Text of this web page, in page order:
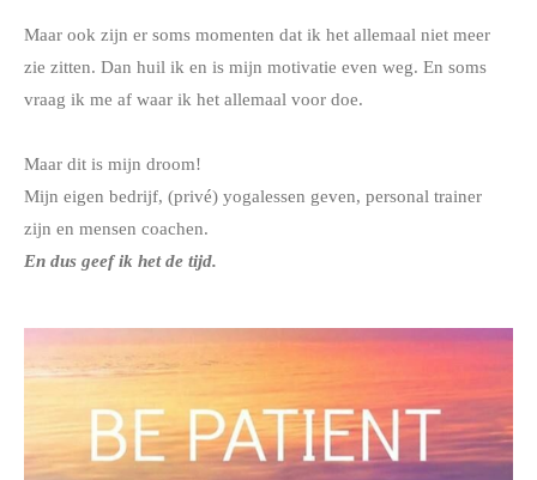
Maar ook zijn er soms momenten dat ik het allemaal niet meer
zie zitten. Dan huil ik en is mijn motivatie even weg. En soms
vraag ik me af waar ik het allemaal voor doe.
Maar dit is mijn droom!
Mijn eigen bedrijf, (privé) yogalessen geven, personal trainer
zijn en mensen coachen.
En dus geef ik het de tijd.